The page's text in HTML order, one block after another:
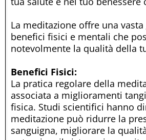
La meditazione offre una
benefici fisici e mentali che
notevolmente la qualità della
Benefici Fisici:
La pratica regolare della
associata a miglioramenti
fisica. Studi scientifici hanno
meditazione può ridurre la
sanguigna, migliorare la